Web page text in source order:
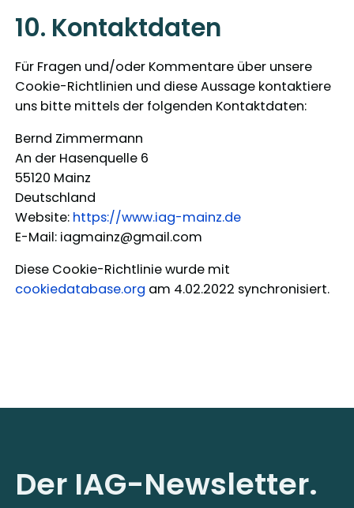
10. Kontaktdaten
Für Fragen und/oder Kommentare über unsere
Cookie-Richtlinien und diese Aussage kontaktiere
uns bitte mittels der folgenden Kontaktdaten:
Bernd Zimmermann
An der Hasenquelle 6
55120 Mainz
Deutschland
Website: https://www.iag-mainz.de
E-Mail: iagmainz@gmail.com
Diese Cookie-Richtlinie wurde mit
cookiedatabase.org am 4.02.2022 synchronisiert.
Der IAG-Newsletter.